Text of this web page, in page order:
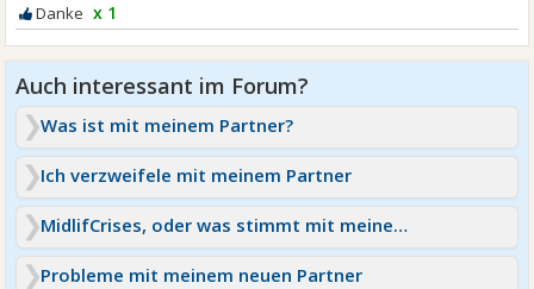
x 1
Was ist mit meinem Partner?
Ich verzweifele mit meinem Partner
MidlifCrises, oder was stimmt mit meinem Partner nicht?
Probleme mit meinem neuen Partner